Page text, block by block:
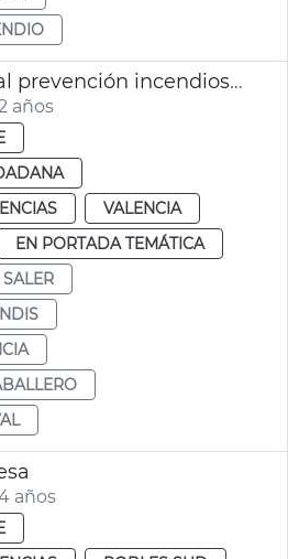
Campaña estival prevención incendios El Saler
años
VALENCIA
EN PORTADA TEMÁTICA
SALER
años